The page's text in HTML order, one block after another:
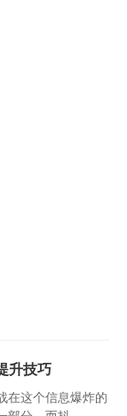
升技巧
在这个信息爆炸的